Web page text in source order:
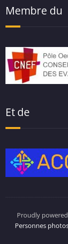
Membre du
Et de
Proudly
Personnes